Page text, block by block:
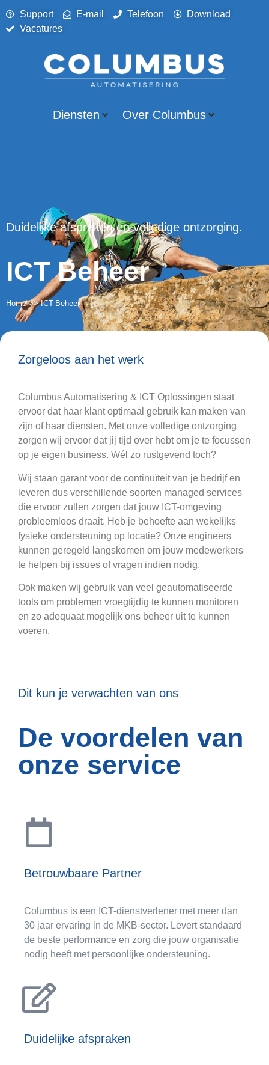
Support E-mail Telefoon
Download
Vacatures
Diensten Over Columbus
Duidelijke afspraken en volledige ontzorging.
ICT Beheer
Home>>ICT-Beheer
Zorgeloos aan het werk
Columbus Automatisering & ICT Oplossingen staat
ervoor dat haar klant optimaal gebruik kan maken van
zijn of haar diensten. Met onze volledige ontzorging
zorgen wij ervoor dat jij tijd over hebt om je te focussen
op je eigen business. Wél zo rustgevend toch?
Wij staan garant voor de continuïteit van je bedrijf en
leveren dus verschillende soorten managed services
die ervoor zullen zorgen dat jouw ICT-omgeving
probleemloos draait. Heb je behoefte aan wekelijks
fysieke ondersteuning op locatie? Onze engineers
kunnen geregeld langskomen om jouw medewerkers
te helpen bij issues of vragen indien nodig.
Ook maken wij gebruik van veel geautomatiseerde
tools om problemen vroegtijdig te kunnen monitoren
en zo adequaat mogelijk ons beheer uit te kunnen
voeren.
Dit kun je verwachten van ons
De voordelen van
onze service
Betrouwbaare Partner
Columbus is een ICT-dienstverlener met meer dan
30 jaar ervaring in de MKB-sector. Levert standaard
de beste performance en zorg die jouw organisatie
nodig heeft met persoonlijke ondersteuning.
Duidelijke afspraken